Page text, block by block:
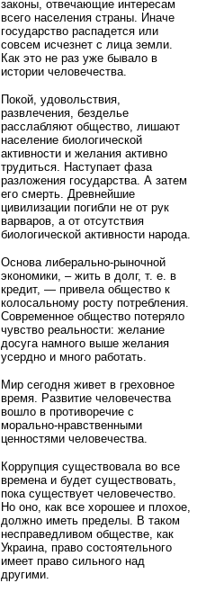
законы, отвечающие интересам
всего населения страны. Иначе
государство распадется или
совсем исчезнет с лица земли.
Как это не раз уже бывало в
истории человечества.
Покой, удовольствия,
развлечения, безделье
расслабляют общество, лишают
население биологической
активности и желания активно
трудиться. Наступает фаза
разложения государства. А затем
его смерть. Древнейшие
цивилизации погибли не от рук
варваров, а от отсутствия
биологической активности народа.
Основа либерально-рыночной
экономики, – жить в долг, т. е. в
кредит, — привела общество к
колосальному росту потребления.
Современное общество потеряло
чувство реальности: желание
досуга намного выше желания
усердно и много работать.
Мир сегодня живет в греховное
время. Развитие человечества
вошло в противоречие с
морально-нравственными
ценностями человечества.
Коррупция существовала во все
времена и будет существовать,
пока существует человечество.
Но оно, как все хорошее и плохое,
должно иметь пределы. В таком
несправедливом обществе, как
Украина, право состоятельного
имеет право сильного над
другими.